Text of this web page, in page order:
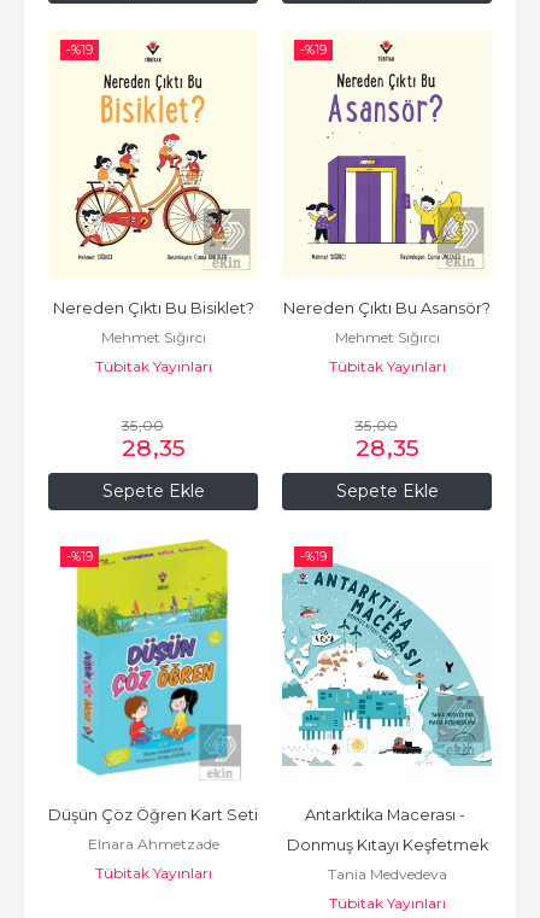
-%19
Sepete Ekle
Nereden Çıktı Bu Bisiklet?
Mehmet Sığırcı
Tübitak Yayınları
35,00
28,35
-%19
Sepete Ekle
Nereden Çıktı Bu Asansör?
Mehmet Sığırcı
Tübitak Yayınları
35,00
28,35
-%19
Düşün Çöz Öğren Kart Seti
Elnara Ahmetzade
Tübitak Yayınları
-%19
Antarktika Macerası -
Donmuş Kıtayı Keşfetmek
Tania Medvedeva
Tübitak Yayınları